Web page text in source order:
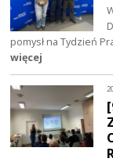
pomysł na Tydzień
więcej